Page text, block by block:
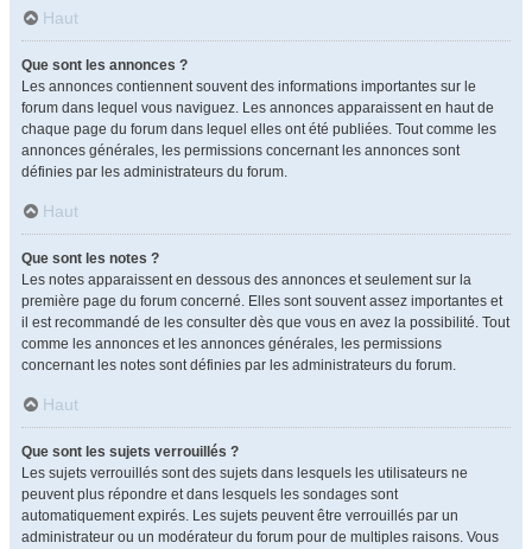
Haut
Que sont les annonces ?
Les annonces contiennent souvent des informations importantes sur le
forum dans lequel vous naviguez. Les annonces apparaissent en haut de
chaque page du forum dans lequel elles ont été publiées. Tout comme les
annonces générales, les permissions concernant les annonces sont
définies par les administrateurs du forum.
Haut
Que sont les notes ?
Les notes apparaissent en dessous des annonces et seulement sur la
première page du forum concerné. Elles sont souvent assez importantes et
il est recommandé de les consulter dès que vous en avez la possibilité. Tout
comme les annonces et les annonces générales, les permissions
concernant les notes sont définies par les administrateurs du forum.
Haut
Que sont les sujets verrouillés ?
Les sujets verrouillés sont des sujets dans lesquels les utilisateurs ne
peuvent plus répondre et dans lesquels les sondages sont
automatiquement expirés. Les sujets peuvent être verrouillés par un
administrateur ou un modérateur du forum pour de multiples raisons. Vous